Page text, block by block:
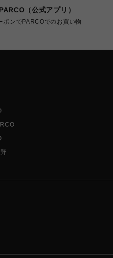
（公式アプリ）
ポンでPARCOでのお買い物